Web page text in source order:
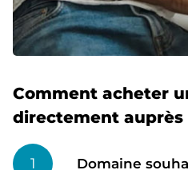
Comment acheter
directement
1 Domaine